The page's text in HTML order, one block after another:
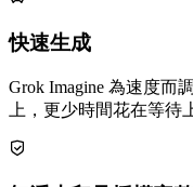
快速生成
Grok Imagine 為速度而
上，更少時間花在等待